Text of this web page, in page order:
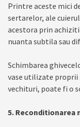
Printre aceste mici
sertarelor, ale
acestora prin
nuanta subtila sau
Schimbarea
vase utilizate proprii
vechituri, poate fi o
5. Reconditionarea